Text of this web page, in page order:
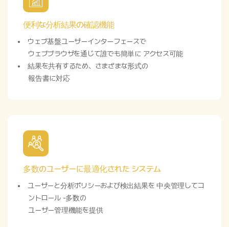
便利な分析結果の確認機能
ウェブ基盤ユーザーインターフェースで
ウェブブラウザを通じて誰でも簡単に アクセス可能
結果を共有するため、さまざまな形式の
報告書に対応
多数のユーザーに最適化された システム
ユーザーと分析ポリシーおよび検出結果を 中央管理してコ
ントロール -多数の
ユーザー管理機能を提供